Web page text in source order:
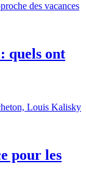
des vacances
quels ont
Louis Kalisky
pour les